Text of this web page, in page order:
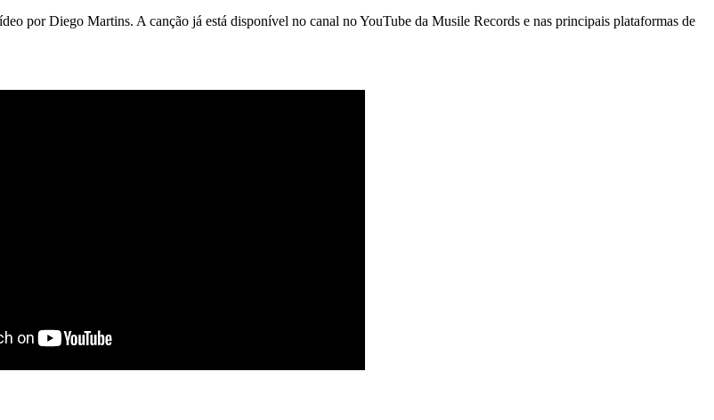
por Diego Martins. A canção já está disponível no canal no YouTube da Musile Records e nas principais plataformas de